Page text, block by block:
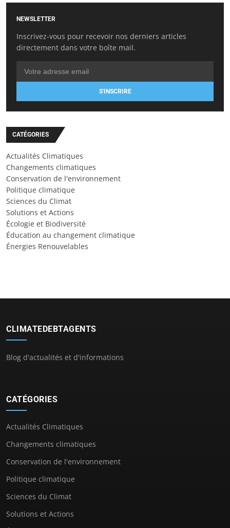
NEWSLETTER
Inscrivez-vous pour recevoir nos derniers articles
directement dans votre boîte mail.
S'INSCRIRE
CATÉGORIES
Actualités Climatiques
Changements climatiques
Conservation de l'environnement
Politique climatique
Sciences du Climat
Solutions et Actions
Écologie et Biodiversité
Éducation au changement climatique
Énergies Renouvelables
CLIMATEDEBTAGENTS
Blog d'actualités et d'informations
CATÉGORIES
Actualités Climatiques
Changements climatiques
Conservation de l'environnement
Politique climatique
Sciences du Climat
Solutions et Actions